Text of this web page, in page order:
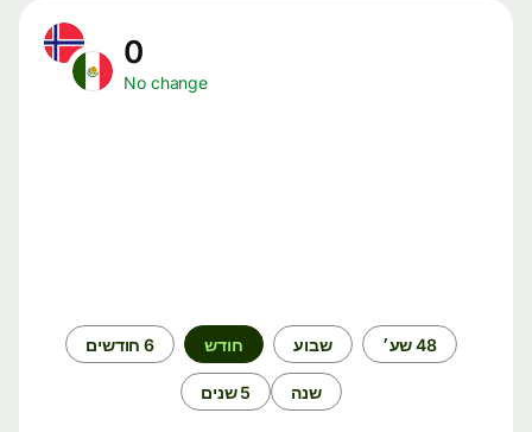
No change
48 שע׳ שבוע חודש 6 חודשים
שנה 5 שנים